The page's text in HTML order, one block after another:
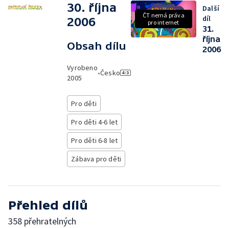
30. října
2006
Obsah dílu
Vyrobeno
2005
•Česko
Pro děti
Pro děti 4-6 let
Pro děti 6-8 let
Zábava pro děti
ČT nemá práva
pro internet
Další
díl
31.
října
2006
Přehled dílů
358 přehratelných